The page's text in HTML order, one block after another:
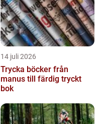
14 juli 2026
Trycka böcker från
manus till färdig tryckt
bok